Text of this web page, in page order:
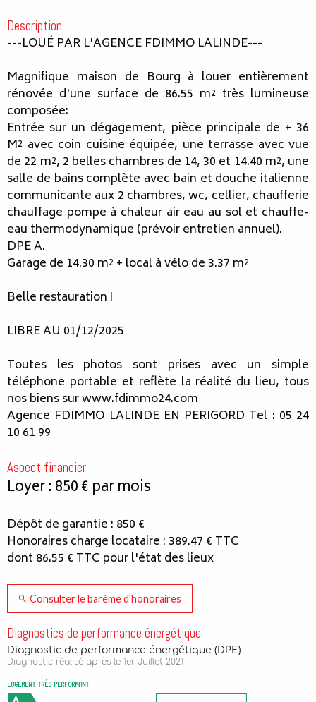
Description
---LOUÉ PAR L'AGENCE FDIMMO LALINDE---
Magnifique maison de Bourg à louer entièrement
rénovée d'une surface de 86.55 m² très lumineuse
composée:
Entrée sur un dégagement, pièce principale de + 36
M² avec coin cuisine équipée, une terrasse avec vue
de 22 m², 2 belles chambres de 14, 30 et 14.40 m², une
salle de bains complète avec bain et douche italienne
communicante aux 2 chambres, wc, cellier, chaufferie
chauffage pompe à chaleur air eau au sol et chauffe-
eau thermodynamique (prévoir entretien annuel).
DPE A.
Garage de 14.30 m² + local à vélo de 3.37 m²
Belle restauration !
LIBRE AU 01/12/2025
Toutes les photos sont prises avec un simple
téléphone portable et reflète la réalité du lieu, tous
nos biens sur www.fdimmo24.com
Agence FDIMMO LALINDE EN PERIGORD Tel : 05 24
10 61 99
Aspect financier
Loyer : 850 € par mois
Dépôt de garantie : 850 €
Honoraires charge locataire : 389.47 € TTC
dont 86.55 € TTC pour l'état des lieux
Consulter le barème d'honoraires
Diagnostics de performance énergétique